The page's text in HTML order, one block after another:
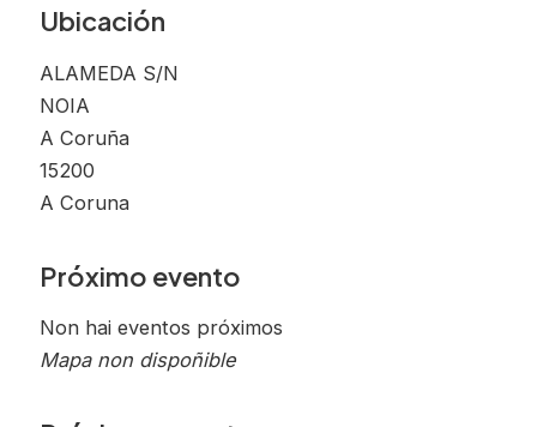
Ubicación
ALAMEDA S/N
NOIA
A Coruña
15200
A Coruna
Próximo evento
Non hai eventos próximos
Mapa non dispoñible